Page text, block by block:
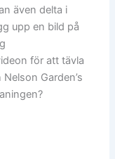
även delta i
upp en bild på
för att tävla
Garden’s